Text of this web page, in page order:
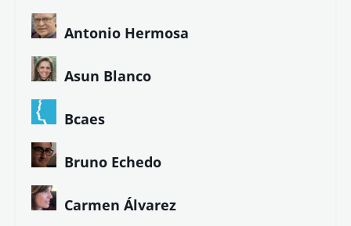
Antonio Hermosa
Asun Blanco
Bcaes
Bruno Echedo
Carmen Álvarez